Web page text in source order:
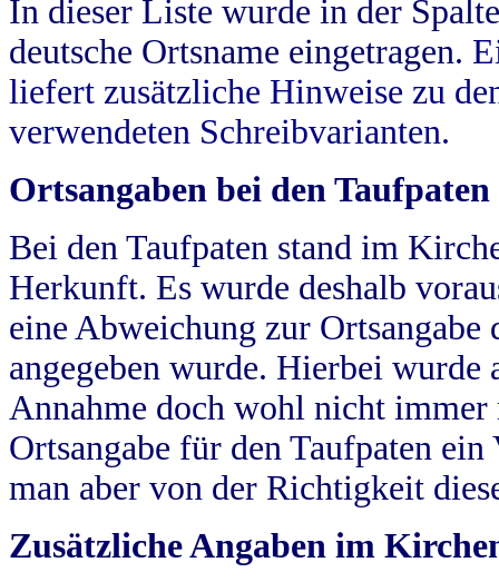
In dieser Liste wurde in der
deutsche Ortsname eingetragen.
liefert zusätzliche Hinweise zu
verwendeten Schreibvarianten.
Ortsangaben bei den Taufpaten
Bei den Taufpaten stand im
Herkunft. Es wurde deshalb
eine Abweichung zur
angegeben wurde. Hierbei wurde
Annahme doch wohl nicht
Ortsangabe für den Taufpaten
man aber von der Richtigkeit
Zusätzliche Angaben im